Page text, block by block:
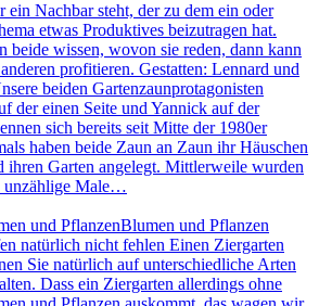
ein Nachbar steht, der zu dem ein oder
etwas Produktives beizutragen hat.
beide wissen, wovon sie reden, dann kann
profitieren. Gestatten: Lennard und
beiden Gartenzaunprotagonisten
der einen Seite und Yannick auf der
sich bereits seit Mitte der 1980er
haben beide Zaun an Zaun ihr Häuschen
ihren Garten angelegt. Mittlerweile wurden
unzählige Male…
und PflanzenBlumen und Pflanzen
natürlich nicht fehlen Einen Ziergarten
Sie natürlich auf unterschiedliche Arten
Dass ein Ziergarten allerdings ohne